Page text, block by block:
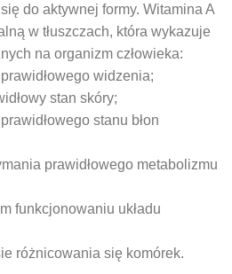
do aktywnej formy. Witamina A
w tłuszczach, która wykazuje
na organizm człowieka:
widzenia;
stan skóry;
stanu błon
prawidłowego metabolizmu
funkcjonowaniu układu
różnicowania się komórek.